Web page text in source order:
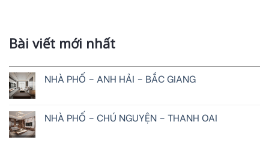
Bài viết mới nhất
NHÀ PHỐ – ANH HẢI – BẮC GIANG
NHÀ PHỐ – CHÚ NGUYỆN – THANH OAI